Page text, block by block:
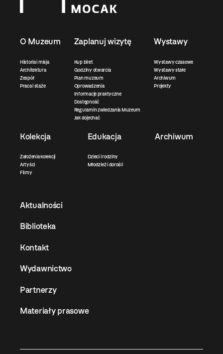
O Muzeum
Historia i misja
Architektura
Zespół
Praca i staże
Zaplanuj wizytę
Kup bilet
Godziny otwarcia
Plan muzeum
Oprowadzenia
Informacje praktyczne
Dostępność
Regulamin zwiedzania Muzeum
Jak dojechać
Wystawy
Wystawy czasowe
Wystawy stałe
Archiwum
Projekty
Kolekcja
Założenia kolekcji
Artyści
Filmy
Edukacja
Dzieci i rodziny
Młodzież i dorośli
Archiwum
Aktualności
Biblioteka
Kontakt
Wydawnictwo
Partnerzy
Materiały prasowe